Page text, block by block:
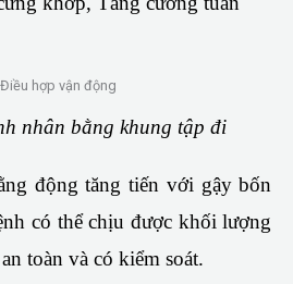
nhân bằng khung tập đi
động tăng tiến với gậy bốn
có thể chịu được khối lượng
toàn và có kiểm soát.